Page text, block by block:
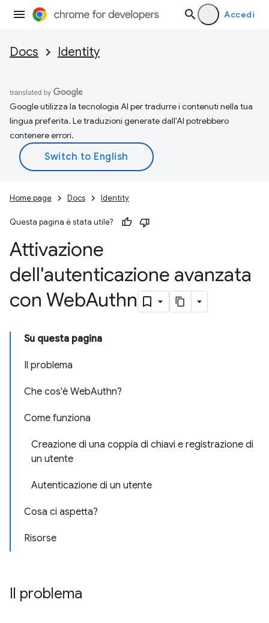
Accedi
Docs Identity
Google utilizza la tecnologia AI per tradurre i contenuti nella tua
lingua preferita. Le traduzioni generate dall'AI potrebbero
contenere errori.
Home page Docs Identity
Questa pagina è stata utile?
Attivazione
dell'autenticazione avanzata
con WebAuthn
Su questa pagina
Il problema
Che cos'è WebAuthn?
Come funziona
Creazione di una coppia di chiavi e registrazione di
un utente
Autenticazione di un utente
Cosa ci aspetta?
Risorse
Il problema